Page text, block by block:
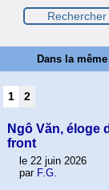
Dans la
1 2
Ngô Văn, éloge
front
le 22 juin 2026
par F.G.